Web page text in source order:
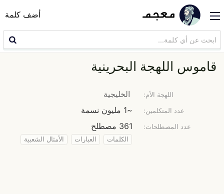
أضف كلمة
قاموس اللهجة البحرينية
اللهجة الأم: الخليجية
عدد المتكلمين: ~1 مليون نسمة
عدد المصطلحات: 361 مصطلح
الكلمات العبارات الأمثال الشعبية